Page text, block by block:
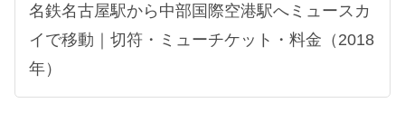
名鉄名古屋駅から中部国際空港駅へミュースカ
イで移動｜切符・ミューチケット・料金（2018
年）